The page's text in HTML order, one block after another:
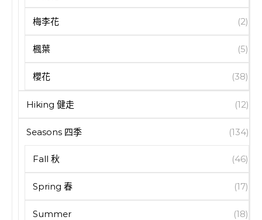
梅李花 (2)
楓葉 (5)
櫻花 (38)
Hiking 健走 (12)
Seasons 四季 (134)
Fall 秋 (46)
Spring 春 (17)
Summer (18)